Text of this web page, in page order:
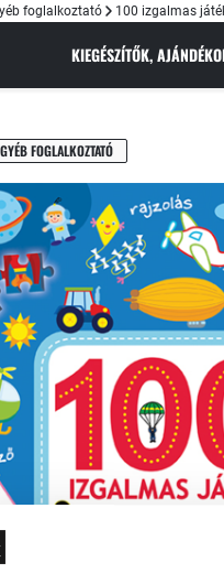
foglalkoztató 100 izgalmas
KIEGÉSZÍTŐK,
FOGLALKOZTATÓ